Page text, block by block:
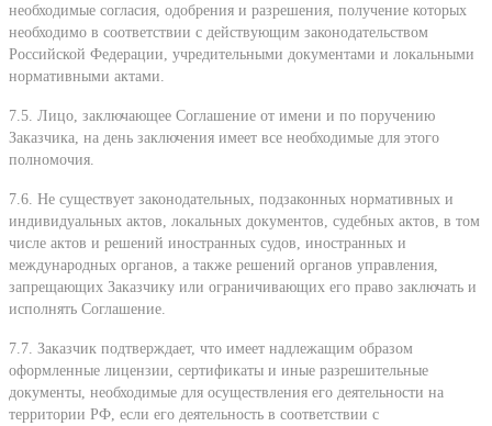
необходимые согласия, одобрения и разрешения, получение которых
необходимо в соответствии с действующим законодательством
Российской Федерации, учредительными документами и локальными
нормативными актами.
7.5. Лицо, заключающее Соглашение от имени и по поручению
Заказчика, на день заключения имеет все необходимые для этого
полномочия.
7.6. Не существует законодательных, подзаконных нормативных и
индивидуальных актов, локальных документов, судебных актов, в том
числе актов и решений иностранных судов, иностранных и
международных органов, а также решений органов управления,
запрещающих Заказчику или ограничивающих его право заключать и
исполнять Соглашение.
7.7. Заказчик подтверждает, что имеет надлежащим образом
оформленные лицензии, сертификаты и иные разрешительные
документы, необходимые для осуществления его деятельности на
территории РФ, если его деятельность в соответствии с